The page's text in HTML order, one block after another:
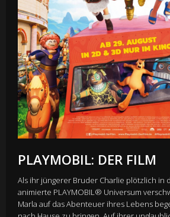
PLAYMOBIL: DER FILM
Als ihr jüngerer Bruder Charlie plötzlich in
animierte PLAYMOBIL® Universum
Marla auf das Abenteuer ihres Lebens